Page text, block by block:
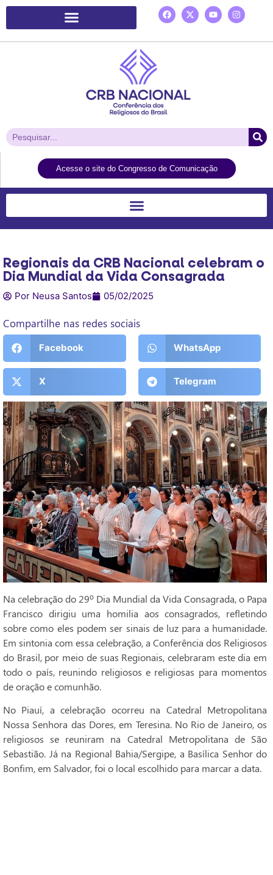
Acesse o site do Congresso de Comunicação
Regionais da CRB Nacional celebram o
Dia Mundial da Vida Consagrada
Por Neusa Santos 05/02/2025
Compartilhe nas redes sociais
Facebook WhatsApp
X Telegram
Na celebração do 29º Dia Mundial da Vida Consagrada, o Papa
Francisco dirigiu uma homilia aos consagrados, refletindo
sobre como eles podem ser sinais de luz para a humanidade.
Em sintonia com essa celebração, a Conferência dos Religiosos
do Brasil, por meio de suas Regionais, celebraram este dia em
todo o país, reunindo religiosos e religiosas para momentos
de oração e comunhão.
No Piauí, a celebração ocorreu na Catedral Metropolitana
Nossa Senhora das Dores, em Teresina. No Rio de Janeiro, os
religiosos se reuniram na Catedral Metropolitana de São
Sebastião. Já na Regional Bahia/Sergipe, a Basílica Senhor do
Bonfim, em Salvador, foi o local escolhido para marcar a data.